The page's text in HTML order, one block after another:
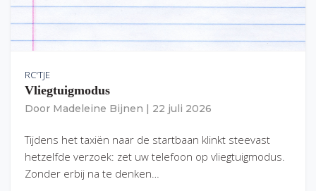
RC'TJE
Vliegtuigmodus
Door Madeleine Bijnen 22 juli 2026
Tijdens het taxiën naar de startbaan klinkt steevast
hetzelfde verzoek: zet uw telefoon op vliegtuigmodus.
Zonder erbij na te denken…